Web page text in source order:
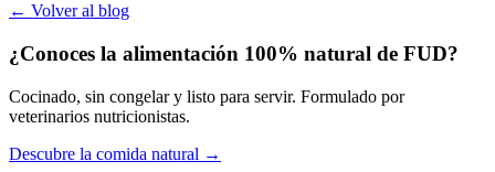
← Volver al blog
¿Conoces la alimentación 100% natural de FUD?
Cocinado, sin congelar y listo para servir. Formulado por
veterinarios nutricionistas.
Descubre la comida natural →